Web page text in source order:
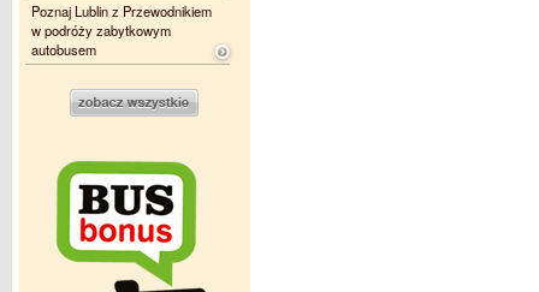
Poznaj Lublin z Przewodnikiem
w podróży zabytkowym
autobusem